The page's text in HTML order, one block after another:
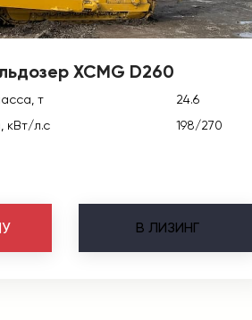
XCMG D260
т
24.6
кВт/л.с
198/270
В ЛИЗИНГ